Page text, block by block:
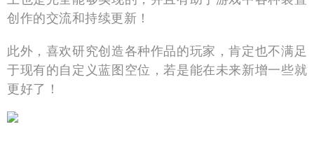
创作的交流和持续更新！
此外，喜欢研究创造各种作品的玩家，肯定也不满足
于现有的自定义蓝图空位，若是能在未来新增一些就
更好了！